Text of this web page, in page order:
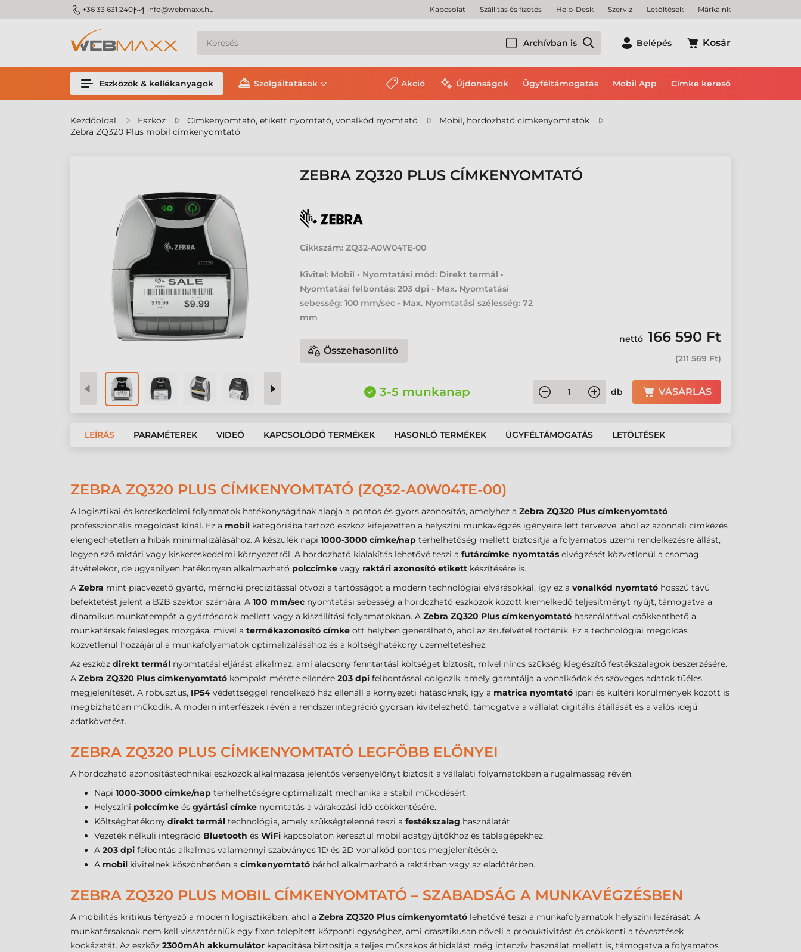
m_phone +36 33 631 240m_email info@webmaxx.hu Kapcsolat Szállítás és fizetés Help-Desk Szerviz Letöltések Márkáink
Archívban is Belépés Kosár
Eszközök & kellékanyagok Szolgáltatások Akció Újdonságok Ügyféltámogatás Mobil App Címke kereső
Kezdőoldal Eszköz Címkenyomtató, etikett nyomtató, vonalkód nyomtató
Mobil, hordozható címkenyomtatók
Zebra ZQ320 Plus mobil címkenyomtató
ZEBRA ZQ320 PLUS CÍMKENYOMTATÓ
Cikkszám: ZQ32-A0W04TE-00
Kivitel: Mobil • Nyomtatási mód: Direkt termál •
Nyomtatási felbontás: 203 dpi • Max. Nyomtatási
sebesség: 100 mm/sec • Max. Nyomtatási szélesség: 72
mm
Összehasonlító
nettó 166 590 Ft
(211 569 Ft)
3-5 munkanap db VÁSÁRLÁS
LEÍRÁS PARAMÉTEREK VIDEÓ KAPCSOLÓDÓ TERMÉKEK HASONLÓ TERMÉKEK ÜGYFÉLTÁMOGATÁS LETÖLTÉSEK
ZEBRA ZQ320 PLUS CÍMKENYOMTATÓ (ZQ32-A0W04TE-00)
A logisztikai és kereskedelmi folyamatok hatékonyságának alapja a pontos és gyors azonosítás, amelyhez a Zebra ZQ320 Plus címkenyomtató
professzionális megoldást kínál. Ez a mobil kategóriába tartozó eszköz kifejezetten a helyszíni munkavégzés igényeire lett tervezve, ahol az azonnali címkézés
elengedhetetlen a hibák minimalizálásához. A készülék napi 1000-3000 címke/nap terhelhetőség mellett biztosítja a folyamatos üzemi rendelkezésre állást,
legyen szó raktári vagy kiskereskedelmi környezetről. A hordozható kialakítás lehetővé teszi a futárcímke nyomtatás elvégzését közvetlenül a csomag
átvételekor, de ugyanilyen hatékonyan alkalmazható polccímke vagy raktári azonosító etikett készítésére is.
A Zebra mint piacvezető gyártó, mérnöki precizitással ötvözi a tartósságot a modern technológiai elvárásokkal, így ez a vonalkód nyomtató hosszú távú
befektetést jelent a B2B szektor számára. A 100 mm/sec nyomtatási sebesség a hordozható eszközök között kiemelkedő teljesítményt nyújt, támogatva a
dinamikus munkatempót a gyártósorok mellett vagy a kiszállítási folyamatokban. A Zebra ZQ320 Plus címkenyomtató használatával csökkenthető a
munkatársak felesleges mozgása, mivel a termékazonosító címke ott helyben generálható, ahol az árufelvétel történik. Ez a technológiai megoldás
közvetlenül hozzájárul a munkafolyamatok optimalizálásához és a költséghatékony üzemeltetéshez.
Az eszköz direkt termál nyomtatási eljárást alkalmaz, ami alacsony fenntartási költséget biztosít, mivel nincs szükség kiegészítő festékszalagok beszerzésére.
A Zebra ZQ320 Plus címkenyomtató kompakt mérete ellenére 203 dpi felbontással dolgozik, amely garantálja a vonalkódok és szöveges adatok tűéles
megjelenítését. A robusztus, IP54 védettséggel rendelkező ház ellenáll a környezeti hatásoknak, így a matrica nyomtató ipari és kültéri körülmények között is
megbízhatóan működik. A modern interfészek révén a rendszerintegráció gyorsan kivitelezhető, támogatva a vállalat digitális átállását és a valós idejű
adatkövetést.
ZEBRA ZQ320 PLUS CÍMKENYOMTATÓ LEGFŐBB ELŐNYEI
A hordozható azonosítástechnikai eszközök alkalmazása jelentős versenyelőnyt biztosít a vállalati folyamatokban a rugalmasság révén.
Napi 1000-3000 címke/nap terhelhetőségre optimalizált mechanika a stabil működésért.
Helyszíni polccímke és gyártási címke nyomtatás a várakozási idő csökkentésére.
Költséghatékony direkt termál technológia, amely szükségtelenné teszi a festékszalag használatát.
Vezeték nélküli integráció Bluetooth és WiFi kapcsolaton keresztül mobil adatgyűjtőkhöz és táblagépekhez.
A 203 dpi felbontás alkalmas valamennyi szabványos 1D és 2D vonalkód pontos megjelenítésére.
A mobil kivitelnek köszönhetően a címkenyomtató bárhol alkalmazható a raktárban vagy az eladótérben.
ZEBRA ZQ320 PLUS MOBIL CÍMKENYOMTATÓ – SZABADSÁG A MUNKAVÉGZÉSBEN
A mobilitás kritikus tényező a modern logisztikában, ahol a Zebra ZQ320 Plus címkenyomtató lehetővé teszi a munkafolyamatok helyszíni lezárását. A
munkatársaknak nem kell visszatérniük egy fixen telepített központi egységhez, ami drasztikusan növeli a produktivitást és csökkenti a tévesztések
kockázatát. Az eszköz 2300mAh akkumulátor kapacitása biztosítja a teljes műszakos áthidalást még intenzív használat mellett is, támogatva a folyamatos